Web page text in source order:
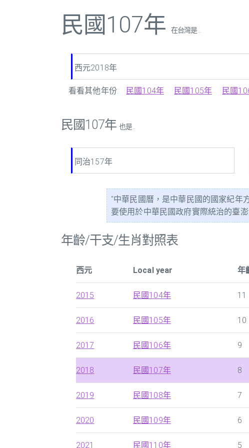
民國107年 在台灣是 ...
西元2018年
看看其他年份: 民國104年 民國105年 民國
民國107年 也是...
同治157年
"中華民國曆，是中華民國的國家紀年
要使用於中華民國政府實際統治的臺
年齡/干支/生肖對照表
西元 Local year 年
2015 民國104年 11
2016 民國105年 10
2017 民國106年 9
2018 民國107年 8
2019 民國108年 7
2020 民國109年 6
2021 民國110年 5